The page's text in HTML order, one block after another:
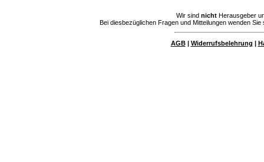
Wir sind nichtHerausgeber
Bei diesbezüglichen Fragen und Mitteilungen wenden
AGB| Widerrufsbelehrung |